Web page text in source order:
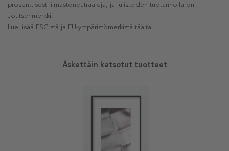
prosenttisesti ilmastoneutraaleja, ja julisteiden tuotannolla on
Joutsenmerkki.
Lue lisää FSC:stä ja EU-ympäristömerkistä täältä.
Äskettäin katsotut tuotteet